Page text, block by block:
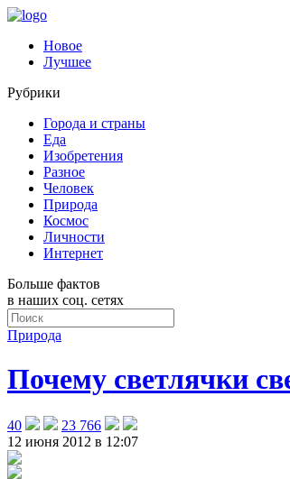
Новое
Лучшее
Рубрики
Города и страны
Еда
Изобретения
Разное
Человек
Природа
Космос
Личности
Интернет
Больше фактов
в наших соц. сетях
Природа
Почему светлячки
40
23 766
12 июня 2012 в 12:07